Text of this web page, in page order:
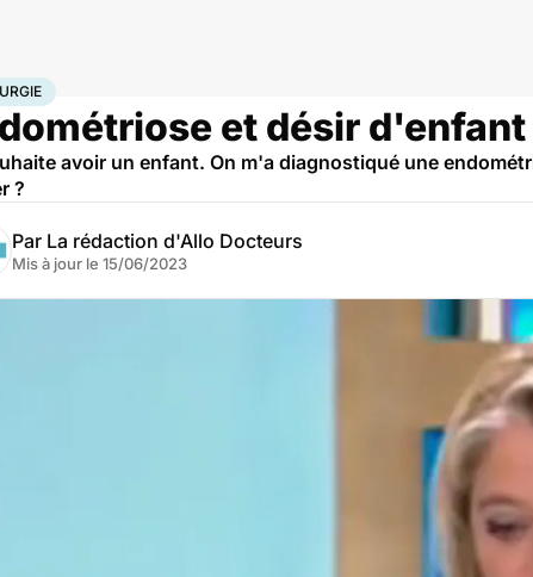
SantéMaladies
et désir
avoir un enfant. On m'a diagnostiqué une
?
Par La rédaction d'Allo Docteurs
Mis à jour le 15/06/2023